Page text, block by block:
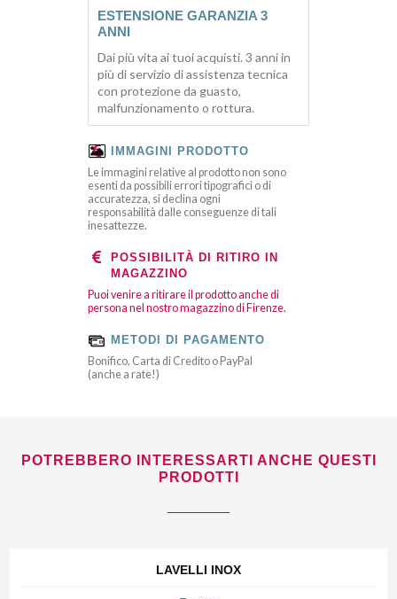
ESTENSIONE GARANZIA 3
ANNI
Dai più vita ai tuoi acquisti. 3 anni in
più di servizio di assistenza tecnica
con protezione da guasto,
malfunzionamento o rottura.
IMMAGINI PRODOTTO
Le immagini relative al prodotto non sono
esenti da possibili errori tipografici o di
accuratezza, si declina ogni
responsabilità dalle conseguenze di tali
inesattezze.
POSSIBILITÀ DI RITIRO IN
MAGAZZINO
Puoi venire a ritirare il prodotto anche di
persona nel nostro magazzino di Firenze.
METODI DI PAGAMENTO
Bonifico, Carta di Credito o PayPal
(anche a rate!)
POTREBBERO INTERESSARTI ANCHE QUESTI
PRODOTTI
LAVELLI INOX